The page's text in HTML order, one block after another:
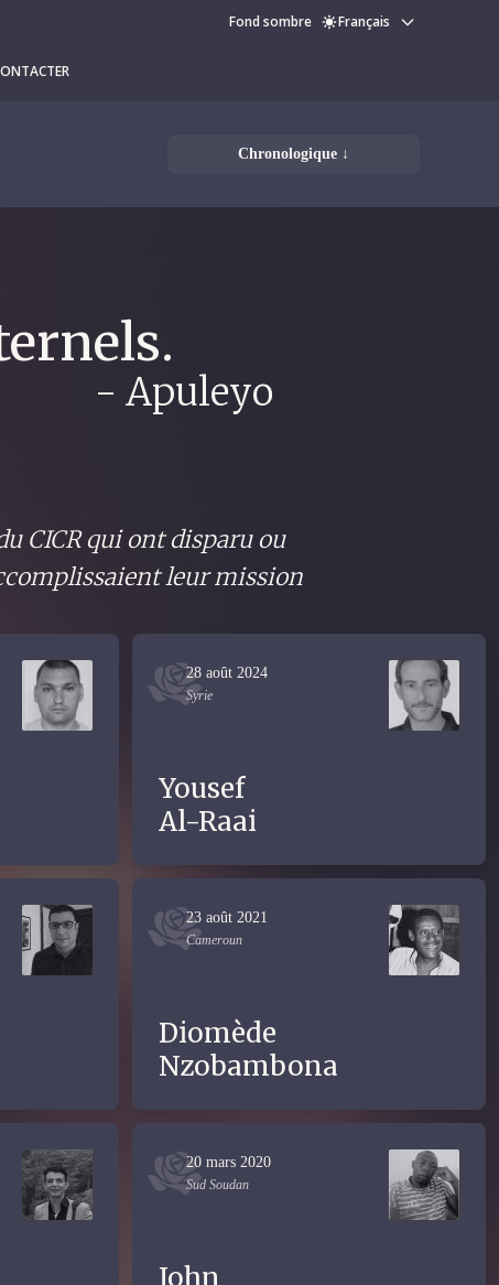
Fond sombre Français
Chronologique ↓
- Apuleyo
CICR qui ont disparu ou
leur mission
28 août 2024
Syrie
Yousef
Al-Raai
23 août 2021
Cameroun
Diomède
Nzobambona
20 mars 2020
Sud Soudan
John